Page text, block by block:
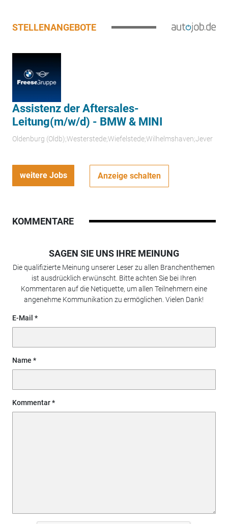
STELLENANGEBOTE
Assistenz der Aftersales-
Leitung(m/w/d) - BMW & MINI
Oldenburg (Oldb);Westerstede;Wiefelstede;Wilhelmshaven;Jever
weitere Jobs Anzeige schalten
KOMMENTARE
SAGEN SIE UNS IHRE MEINUNG
Die qualifizierte Meinung unserer Leser zu allen Branchenthemen
ist ausdrücklich erwünscht. Bitte achten Sie bei Ihren
Kommentaren auf die Netiquette, um allen Teilnehmern eine
angenehme Kommunikation zu ermöglichen. Vielen Dank!
E-Mail
Name
Kommentar